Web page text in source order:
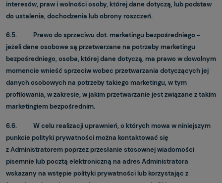
interesów, praw i wolności osoby, której dane dotyczą, lub podstaw
do ustalenia, dochodzenia lub obrony roszczeń.
6.5. Prawo do sprzeciwu dot. marketingu bezpośredniego -
jeżeli dane osobowe są przetwarzane na potrzeby marketingu
bezpośredniego, osoba, której dane dotyczą, ma prawo w dowolnym
momencie wnieść sprzeciw wobec przetwarzania dotyczących jej
danych osobowych na potrzeby takiego marketingu, w tym
profilowania, w zakresie, w jakim przetwarzanie jest związane z takim
marketingiem bezpośrednim.
6.6. W celu realizacji uprawnień, o których mowa w niniejszym
punkcie polityki prywatności można kontaktować się
z Administratorem poprzez przesłanie stosownej wiadomości
pisemnie lub pocztą elektroniczną na adres Administratora
wskazany na wstępie polityki prywatności lub korzystając z